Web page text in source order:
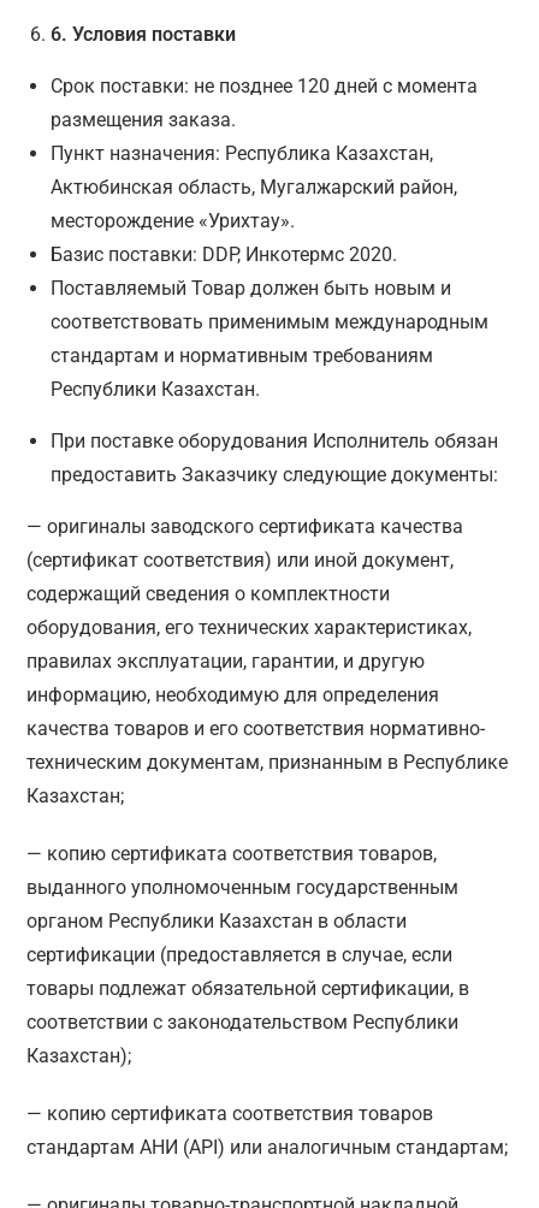
6. Условия поставки
Срок поставки: не позднее 120 дней с момента
размещения заказа.
Пункт назначения: Республика Казахстан,
Актюбинская область, Мугалжарский район,
месторождение «Урихтау».
Базис поставки: DDP, Инкотермс 2020.
Поставляемый Товар должен быть новым и
соответствовать применимым международным
стандартам и нормативным требованиям
Республики Казахстан.
При поставке оборудования Исполнитель обязан
предоставить Заказчику следующие документы:
— оригиналы заводского сертификата качества
(сертификат соответствия) или иной документ,
содержащий сведения о комплектности
оборудования, его технических характеристиках,
правилах эксплуатации, гарантии, и другую
информацию, необходимую для определения
качества товаров и его соответствия нормативно-
техническим документам, признанным в Республике
Казахстан;
— копию сертификата соответствия товаров,
выданного уполномоченным государственным
органом Республики Казахстан в области
сертификации (предоставляется в случае, если
товары подлежат обязательной сертификации, в
соответствии с законодательством Республики
Казахстан);
— копию сертификата соответствия товаров
стандартам АНИ (API) или аналогичным стандартам;